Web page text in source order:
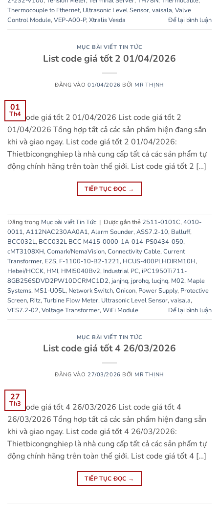
Thermocouple to Ethernet, Ultrasonic Level Sensor, vaisala, Valve
Control Module, VEP-A00-P, Xtralis Vesda Để lại bình luận
MỤC BÀI VIẾT TIN TỨC
List code giá tốt 2 01/04/2026
ĐĂNG VÀO01/04/2026 BỞI MR THỊNH
01
Th4
List code giá tốt 2 01/04/2026 List code giá tốt 2
01/04/2026 Tổng hợp tất cả các sản phẩm hiện đang sẵn
khi và giao ngay. List code giá tốt 2 01/04/2026:
Thietbicongnghiep là nhà cung cấp tất cả các sản phẩm tự
động chính hãng trên toàn thế giới. List code giá tốt 2 […]
TIẾP TỤC ĐỌC →
Đăng trong Mục bài viết Tin Tức | Được gắn thẻ 2511-0101C, 4010-
0011, A112NAC230AA0A1, Alarm Sounder, ASS7.2-10, Balluff,
BCC032L, BCC032L BCC M415-0000-1A-014-PS0434-050,
cMT3108XH, Comark/NemaVision, Connectivity Cable, Current
Transformer, E2S, F-1100-10-B2-1221, HCUS-400PLHDIRM10H,
Hebei/HCCK, HMI, HMI5040Bv2, Industrial PC, iPC1950Ti711-
8GB256SDVD2PW10DCRMC1D2, janjhq, jprohq, lucjhq, M02, Maple
Systems, MS1-U05L, Network Switch, Onicon, Power Supply, Protective
Screen, Ritz, Turbine Flow Meter, Ultrasonic Level Sensor, vaisala,
VES7.2-02, Voltage Transformer, WiFi Module Để lại bình luận
MỤC BÀI VIẾT TIN TỨC
List code giá tốt 4 26/03/2026
ĐĂNG VÀO 27/03/2026 BỞI MR THỊNH
27
Th3
List code giá tốt 4 26/03/2026 List code giá tốt 4
26/03/2026 Tổng hợp tất cả các sản phẩm hiện đang sẵn
khi và giao ngay. List code giá tốt 4 26/03/2026:
Thietbicongnghiep là nhà cung cấp tất cả các sản phẩm tự
động chính hãng trên toàn thế giới. List code giá tốt 4 […]
TIẾP TỤC ĐỌC →